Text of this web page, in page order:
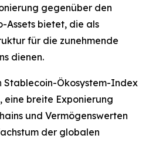
gegenüber den
Assets bietet, die als
für die zunehmende
dienen.
Stablecoin-Ökosystem-Index
eine breite Exponierung
und Vermögenswerten
der globalen